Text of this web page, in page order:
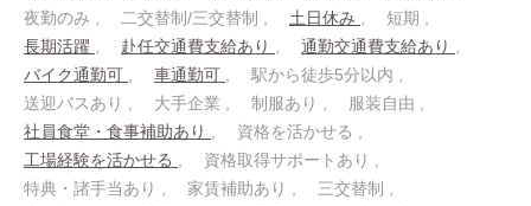
夜勤のみ
二交替制/三交替制 土日休み
短期
長期活躍
赴任交通費支給あり
通勤交通費支給あり
バイク通勤可
車通勤可
駅から徒歩5分以内
送迎バスあり
大手企業 制服あり
服装自由
社員食堂・食事補助あり
資格を活かせる
工場経験を活かせる
資格取得サポートあり
特典・諸手当あり
家賃補助あり
三交替制